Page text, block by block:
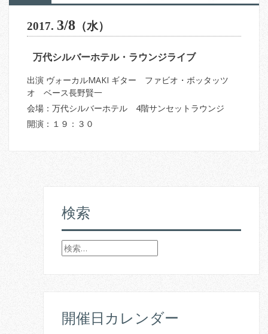
2017. 3/8 （水）
万代シルバーホテル・ラウンジライブ
出演 ヴォーカルMAKI ギター ファビオ・ボッタッツ
オ ベース長野賢一
会場：万代シルバーホテル 4階サンセットラウンジ
開演：１９：３０
検索
検
索
開催日カレンダー